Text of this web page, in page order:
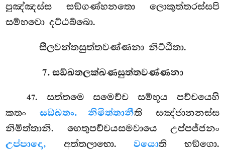
පුඤ්ඤස්ස සඞ්ගණ්හනතො ලොකුත්තරස්සපි
සම්භවො දට්ඨබ්බො.
සීලවන්තසුත්තවණ්ණනා නිට්ඨිතා.
7. සඞ්ඛතලක්ඛණසුත්තවණ්ණනා
47. සත්තමෙ සමෙච්ච සම්භූය පච්චයෙහි
කතං සඞ්ඛතං. නිමිත්තානීති සඤ්ජානනස්ස
නිමිත්තානි. හෙතුපච්චයසමවායෙ උප්පජ්ජනං
උප්පාදො, අත්තලාභො.වයොති භඞ්ගො.